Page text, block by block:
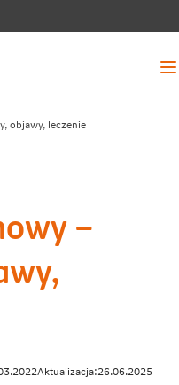
objawy, leczenie
–
Aktualizacja:26.06.2025